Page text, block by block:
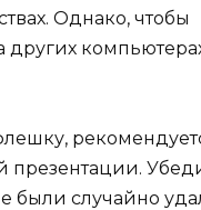
Однако, чтобы
были случайно